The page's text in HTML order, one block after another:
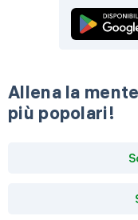
Allena la
più popolari!